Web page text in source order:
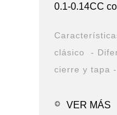
0.1-0.14CC
clásico -
cierre y tapa - Estructura doble a
Opciones de
VER MÁS